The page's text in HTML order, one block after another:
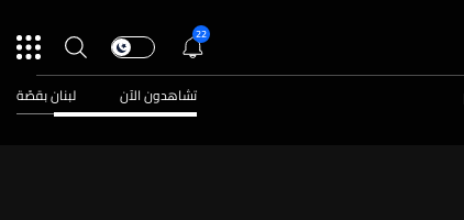
22
تشاهدون الآن لبنان بقصّة